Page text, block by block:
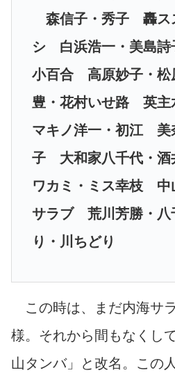
森信子・秀子 轟ス
シ 白浜浩一・美島
小百合 高原妙子・
豊・花村いせ路 英
マキノ洋一・初江 美
子 大和家八千代・
ワカミ・ミス幸枝 中
サラブ 荒川芳勝・
り・川ちどり
この時は、まだ内海サ
様。それから間もなくし
山タンバ」と改名。この